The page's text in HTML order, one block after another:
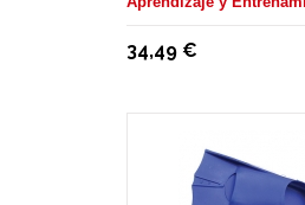
34,49 €